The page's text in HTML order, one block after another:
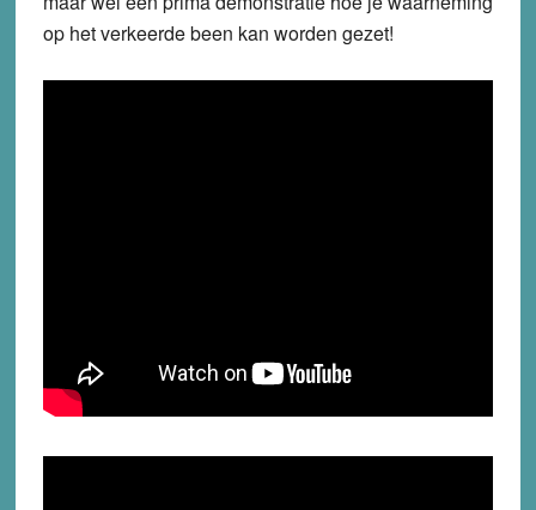
op het verkeerde been kan worden gezet!